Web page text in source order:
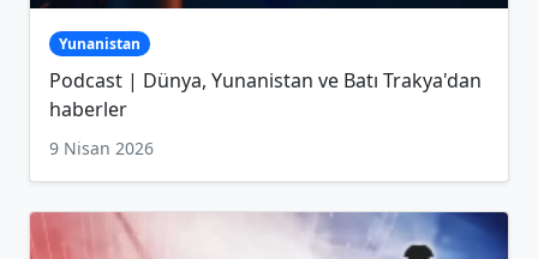
Yunanistan
Podcast | Dünya, Yunanistan ve Batı Trakya'dan
haberler
9 Nisan 2026